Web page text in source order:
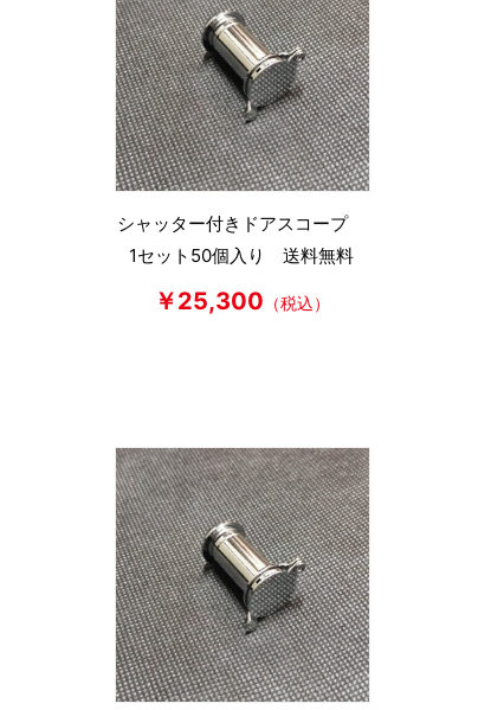
シャッター付きドアスコープ
1セット50個入り 送料無料
￥25,300 （税込）